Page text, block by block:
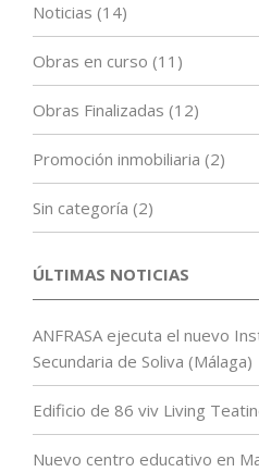
Noticias (14)
Obras en curso (11)
Obras Finalizadas (12)
Promoción inmobiliaria (2)
Sin categoría (2)
ÚLTIMAS NOTICIAS
ANFRASA ejecuta el nuevo
Secundaria de Soliva (Málaga)
Edificio de 86 viv Living
Nuevo centro educativo en